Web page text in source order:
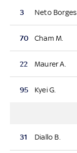
3 Neto Borges
70 Cham M.
22 Maurer A.
95 Kyei G.
31 Diallo B.